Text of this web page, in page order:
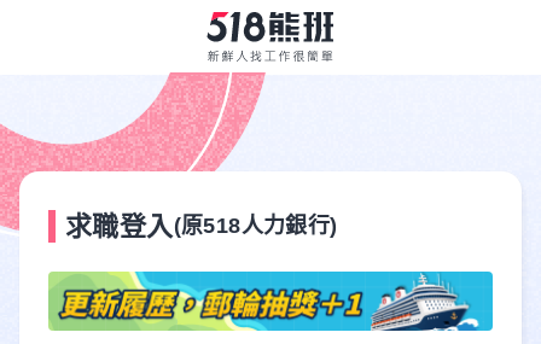
求職登入 (原518人力銀行)